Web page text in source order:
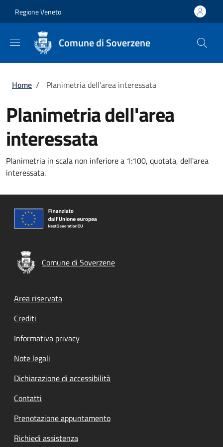
Regione Veneto
Comune di Soverzene
Briciole di pane
Home / Planimetria dell'area interessata
Planimetria dell'area
interessata
Planimetria in scala non inferiore a 1:100, quotata, dell'area
interessata.
Comune di Soverzene
Footer menu
Area riservata
Crediti
Informativa privacy
Note legali
Dichiarazione di accessibilità
Contatti
Prenotazione appuntamento
Richiedi assistenza